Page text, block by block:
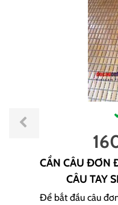
CẦN CÂU ĐƠN
CÂU TAY
Để bắt đầu câu